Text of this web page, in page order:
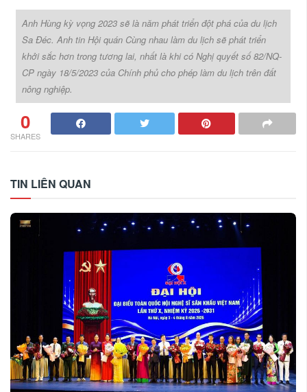
Anh Hùng kỳ vọng 2023 sẽ là năm phát triển đột phá của du lịch
Sa Đéc. Anh tin Hội quán Cùng nhau làm du lịch sẽ phát triển
khởi sắc hơn trong tương lai, nhất là khi có Nghị quyết số 82/NQ-
CP ngày 18/5/2023 của Chính phủ cho phép làm du lịch trên đất
nông nghiệp.
0
SHARES
TIN LIÊN QUAN